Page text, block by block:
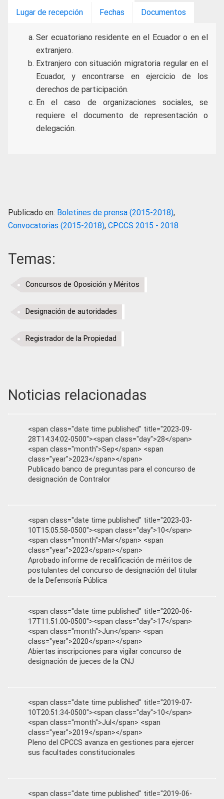
Lugar de recepción Fechas Documentos
Ser ecuatoriano residente en el Ecuador o en el
extranjero.
Extranjero con situación migratoria regular en el
Ecuador, y encontrarse en ejercicio de los
derechos de participación.
En el caso de organizaciones sociales, se
requiere el documento de representación o
delegación.
Publicado en: Boletines de prensa (2015-2018),
Convocatorias (2015-2018), CPCCS 2015 - 2018
Temas:
Concursos de Oposición y Méritos
Designación de autoridades
Registrador de la Propiedad
Noticias relacionadas
<span class="date time published" title="2023-09-
28T14:34:02-0500"><span class="day">28</span>
<span class="month">Sep</span> <span
class="year">2023</span></span>
Publicado banco de preguntas para el concurso de
designación de Contralor
<span class="date time published" title="2023-03-
10T15:05:58-0500"><span class="day">10</span>
<span class="month">Mar</span> <span
class="year">2023</span></span>
Aprobado informe de recalificación de méritos de
postulantes del concurso de designación del titular
de la Defensoría Pública
<span class="date time published" title="2020-06-
17T11:51:00-0500"><span class="day">17</span>
<span class="month">Jun</span> <span
class="year">2020</span></span>
Abiertas inscripciones para vigilar concurso de
designación de jueces de la CNJ
<span class="date time published" title="2019-07-
10T20:51:34-0500"><span class="day">10</span>
<span class="month">Jul</span> <span
class="year">2019</span></span>
Pleno del CPCCS avanza en gestiones para ejercer
sus facultades constitucionales
<span class="date time published" title="2019-06-